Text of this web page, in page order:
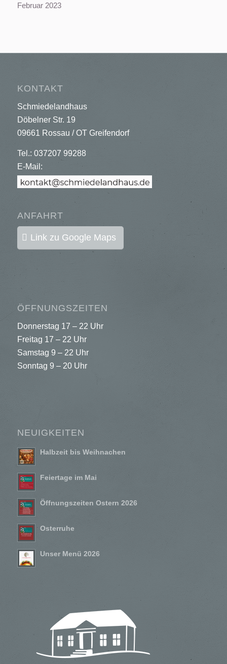
Februar 2023
KONTAKT
Schmiedelandhaus
Döbelner Str. 19
09661 Rossau / OT Greifendorf
Tel.: 037207 99288
E-Mail:
ANFAHRT
Link zu Google Maps
ÖFFNUNGSZEITEN
Donnerstag 17 – 22 Uhr
Freitag 17 – 22 Uhr
Samstag 9 – 22 Uhr
Sonntag 9 – 20 Uhr
NEUIGKEITEN
Halbzeit bis Weihnachen
Feiertage im Mai
Öffnungszeiten Ostern 2026
Osterruhe
Unser Menü 2026